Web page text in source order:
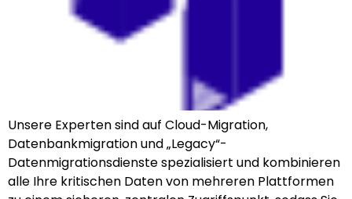
Unsere Experten sind auf Cloud-Migration,
Datenbankmigration und „Legacy“-
Datenmigrationsdienste spezialisiert und kombinieren
alle Ihre kritischen Daten von mehreren Plattformen